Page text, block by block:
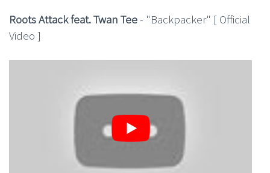
Roots Attack feat. Twan Tee- "Backpacker" [ Official
Video ]